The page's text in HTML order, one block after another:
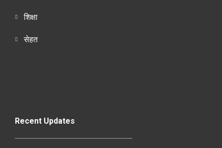
शिक्षा
सेहत
Recent Updates